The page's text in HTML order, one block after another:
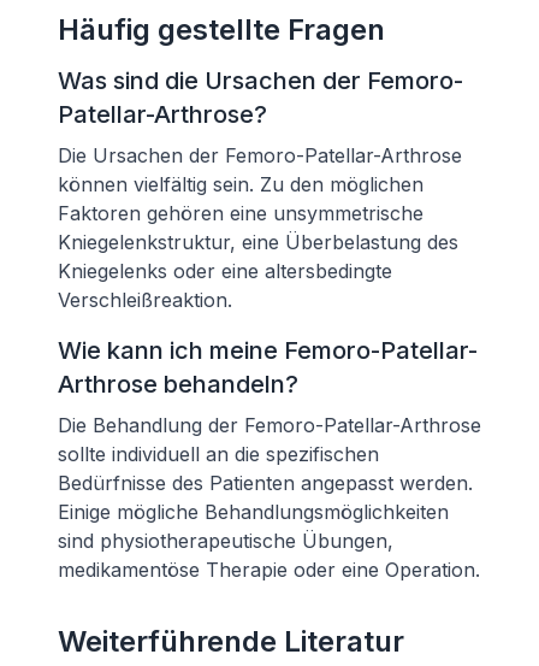
Häufig gestellte Fragen
Was sind die Ursachen der Femoro-
Patellar-Arthrose?
Die Ursachen der Femoro-Patellar-Arthrose
können vielfältig sein. Zu den möglichen
Faktoren gehören eine unsymmetrische
Kniegelenkstruktur, eine Überbelastung des
Kniegelenks oder eine altersbedingte
Verschleißreaktion.
Wie kann ich meine Femoro-Patellar-
Arthrose behandeln?
Die Behandlung der Femoro-Patellar-Arthrose
sollte individuell an die spezifischen
Bedürfnisse des Patienten angepasst werden.
Einige mögliche Behandlungsmöglichkeiten
sind physiotherapeutische Übungen,
medikamentöse Therapie oder eine Operation.
Weiterführende Literatur